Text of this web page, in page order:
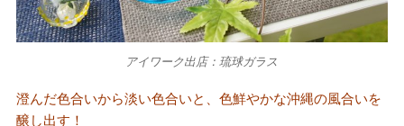
アイワーク出店：琉球ガラス
澄んだ色合いから淡い色合いと、色鮮やかな沖縄の風合いを
醸し出す！